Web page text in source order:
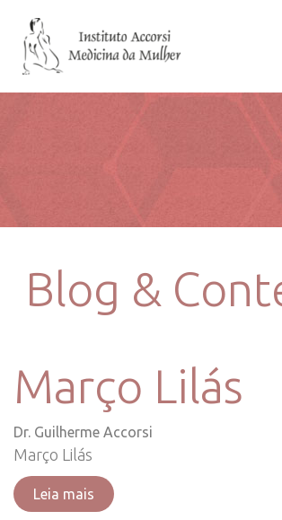
Blog &
Março Lilás
Dr. Guilherme Accorsi
Março Lilás
Leia mais